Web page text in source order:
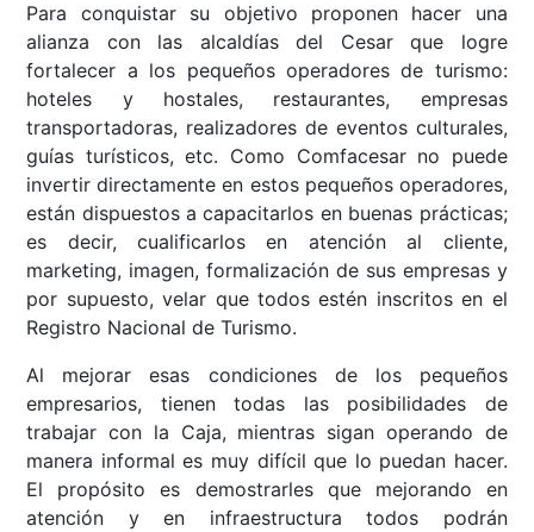
Para conquistar su objetivo proponen hacer una
alianza con las alcaldías del Cesar que logre
fortalecer a los pequeños operadores de turismo:
hoteles y hostales, restaurantes, empresas
transportadoras, realizadores de eventos culturales,
guías turísticos, etc. Como Comfacesar no puede
invertir directamente en estos pequeños operadores,
están dispuestos a capacitarlos en buenas prácticas;
es decir, cualificarlos en atención al cliente,
marketing, imagen, formalización de sus empresas y
por supuesto, velar que todos estén inscritos en el
Registro Nacional de Turismo.
Al mejorar esas condiciones de los pequeños
empresarios, tienen todas las posibilidades de
trabajar con la Caja, mientras sigan operando de
manera informal es muy difícil que lo puedan hacer.
El propósito es demostrarles que mejorando en
atención y en infraestructura todos podrán